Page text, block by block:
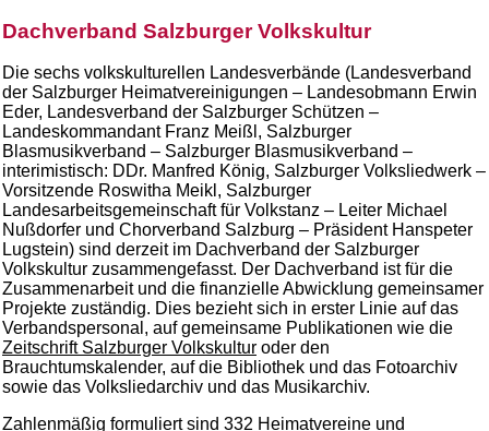
Dachverband Salzburger Volkskultur
Die sechs volkskulturellen Landesverbände (Landesverband
der Salzburger Heimatvereinigungen – Landesobmann Erwin
Eder, Landesverband der Salzburger Schützen –
Landeskommandant Franz Meißl, Salzburger
Blasmusikverband – Salzburger Blasmusikverband –
interimistisch: DDr. Manfred König, Salzburger Volksliedwerk –
Vorsitzende Roswitha Meikl, Salzburger
Landesarbeitsgemeinschaft für Volkstanz – Leiter Michael
Nußdorfer und Chorverband Salzburg – Präsident Hanspeter
Lugstein) sind derzeit im Dachverband der Salzburger
Volkskultur zusammengefasst. Der Dachverband ist für die
Zusammenarbeit und die finanzielle Abwicklung gemeinsamer
Projekte zuständig. Dies bezieht sich in erster Linie auf das
Verbandspersonal, auf gemeinsame Publikationen wie die
Zeitschrift Salzburger Volkskultur oder den
Brauchtumskalender, auf die Bibliothek und das Fotoarchiv
sowie das Volksliedarchiv und das Musikarchiv.
Zahlenmäßig formuliert sind 332 Heimatvereine und